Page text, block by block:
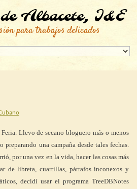
de Albacete, I&E
para trabajos delicados
Llevo de secano bloguero más o menos
preparando una campaña desde tales fechas.
por una vez en la vida, hacer las cosas más
de libreta, cuartillas, párrafos inconexos y
decidí usar el programa TreeDBNotes